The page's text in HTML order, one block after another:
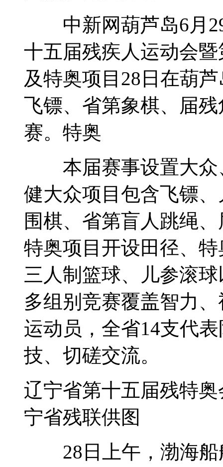
中新网葫芦岛6月29
十五届残疾人运动会
及特奥项目28日在葫
飞镖、省第象棋、届残
赛。特奥
本届赛事设置大众
健大众项目包含飞镖
围棋、省第盲人跳绳
特奥项目开设田径、
三人制篮球、儿参滚
多组别竞赛覆盖智力
运动员，全省14支代
技、切磋交流。
辽宁省第十五届残特
宁省残联供图
28日上午，渤海船